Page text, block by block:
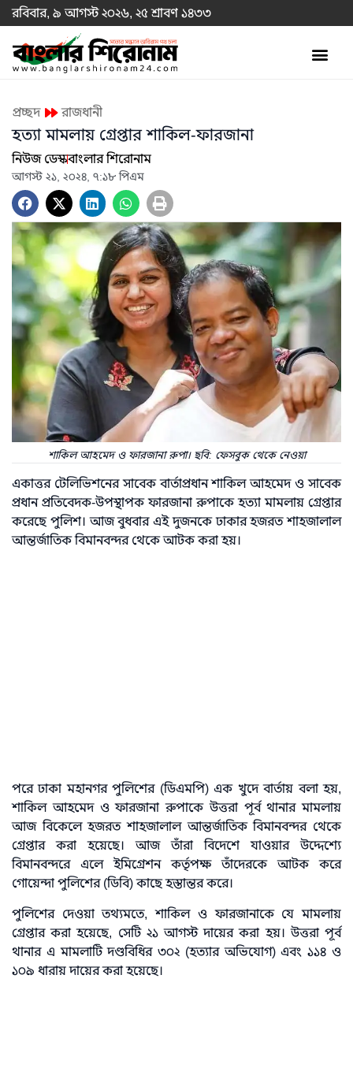
রবিবার, ৯ আগস্ট ২০২৬, ২৫ শ্রাবণ ১৪৩৩
প্রচ্ছদ রাজধানী
হত্যা মামলায় গ্রেপ্তার শাকিল-ফারজানা
নিউজ ডেস্কবাংলার শিরোনাম
আগস্ট ২১, ২০২৪, ৭:১৮ পিএম
শাকিল আহমেদ ও ফারজানা রুপা। ছবি: ফেসবুক থেকে নেওয়া
একাত্তর টেলিভিশনের সাবেক বার্তাপ্রধান শাকিল আহমেদ ও সাবেক
প্রধান প্রতিবেদক-উপস্থাপক ফারজানা রুপাকে হত্যা মামলায় গ্রেপ্তার
করেছে পুলিশ। আজ বুধবার এই দুজনকে ঢাকার হজরত শাহজালাল
আন্তর্জাতিক বিমানবন্দর থেকে আটক করা হয়।
পরে ঢাকা মহানগর পুলিশের (ডিএমপি) এক খুদে বার্তায় বলা হয়,
শাকিল আহমেদ ও ফারজানা রুপাকে উত্তরা পূর্ব থানার মামলায়
আজ বিকেলে হজরত শাহজালাল আন্তর্জাতিক বিমানবন্দর থেকে
গ্রেপ্তার করা হয়েছে। আজ তাঁরা বিদেশে যাওয়ার উদ্দেশ্যে
বিমানবন্দরে এলে ইমিগ্রেশন কর্তৃপক্ষ তাঁদেরকে আটক করে
গোয়েন্দা পুলিশের (ডিবি) কাছে হস্তান্তর করে।
পুলিশের দেওয়া তথ্যমতে, শাকিল ও ফারজানাকে যে মামলায়
গ্রেপ্তার করা হয়েছে, সেটি ২১ আগস্ট দায়ের করা হয়। উত্তরা পূর্ব
থানার এ মামলাটি দণ্ডবিধির ৩০২ (হত্যার অভিযোগ) এবং ১১৪ ও
১০৯ ধারায় দায়ের করা হয়েছে।